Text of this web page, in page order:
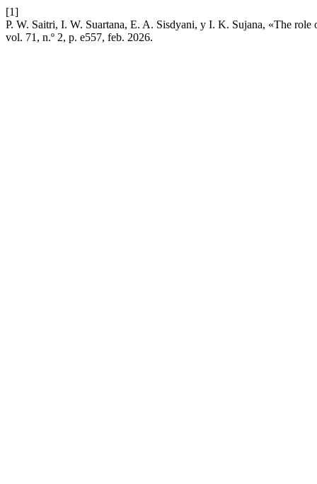
[1]
P. W. Saitri, I. W. Suartana, E. A. Sisdyani, y I. K. Sujana, «The
vol. 71, n.º 2, p. e557, feb. 2026.